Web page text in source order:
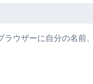
ラウザーに自分の名前